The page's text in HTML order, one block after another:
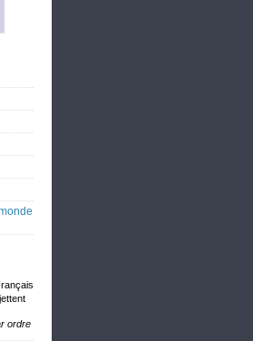
ordre